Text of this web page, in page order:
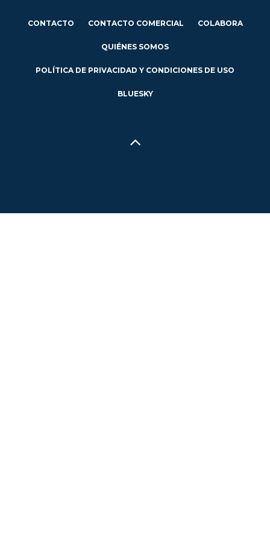
CONTACTO CONTACTO COMERCIAL COLABORA
QUIÉNES SOMOS
POLÍTICA DE PRIVACIDAD Y CONDICIONES DE USO
BLUESKY